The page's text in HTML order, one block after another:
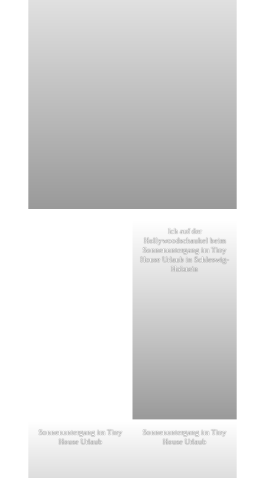
Ich auf der
Hollywoodschaukel beim
Sonnenuntergang im Tiny
House Urlaub in Schleswig-
Holstein
Sonnenuntergang im Tiny
House Urlaub
Sonnenuntergang im Tiny
House Urlaub